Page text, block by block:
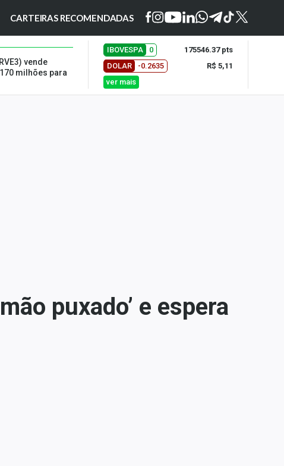
CARTEIRAS RECOMENDADAS
vende
milhões para
IBOVESPA 0
175546.37 pts
DOLAR
-0.2635
R$ 5,11
ver mais
puxado’ e espera